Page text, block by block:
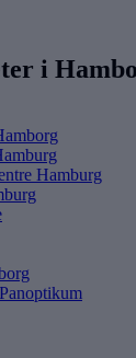
i
Hamburg